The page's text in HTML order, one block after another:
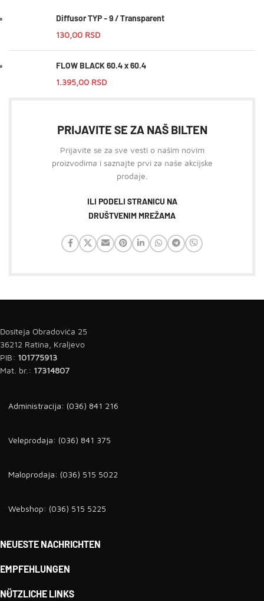
Diffusor TYP - 9 / Transparent
130,00 RSD
FLOW BLACK 60.4 x 60.4
1.395,00 RSD
PRIJAVITE SE ZA NAŠ BILTEN
Prijavite se za sve vesti o našim novim
proizvodima i saznajte prvi za naše akcijske
prodaje.
ILI PODELI STRANICU NA
DRUŠTVENIM MREŽAMA
Dositeja Obradovića 25
36212 Ratina, Kraljevo
PIB: 101775913
Mat. br.: 17314807
Administracija: (036) 841 216
Veleprodaja: (036) 841 375
Maloprodaja: (036) 515 5022
Webshop: (036) 515 5225
NEUESTE NACHRICHTEN
EMPFEHLUNGEN
NÜTZLICHE LINKS